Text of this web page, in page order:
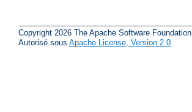
Copyright 2026 The Apache Software Foundation.
Autorisé sous Apache License, Version 2.0